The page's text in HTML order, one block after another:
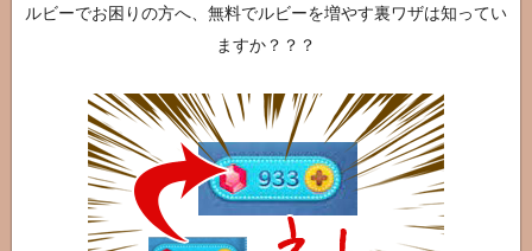
攻
ルビーでお困りの方へ、無料でルビーを増やす裏ワザは知ってい
ますか？？？